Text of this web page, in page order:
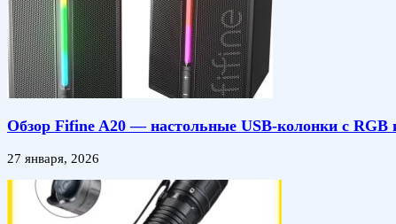
Обзор Fifine A20 — настольные USB-колонки с
27 января, 2026